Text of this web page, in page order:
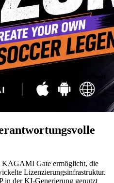
KAGAMI Gate ermöglicht, die
Lizenzierungsinfrastruktur.
der KI-Generierung genutzt